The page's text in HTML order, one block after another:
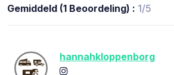
Gemiddeld (1 Beoordeling) : 1/5
hannahkloppenborg